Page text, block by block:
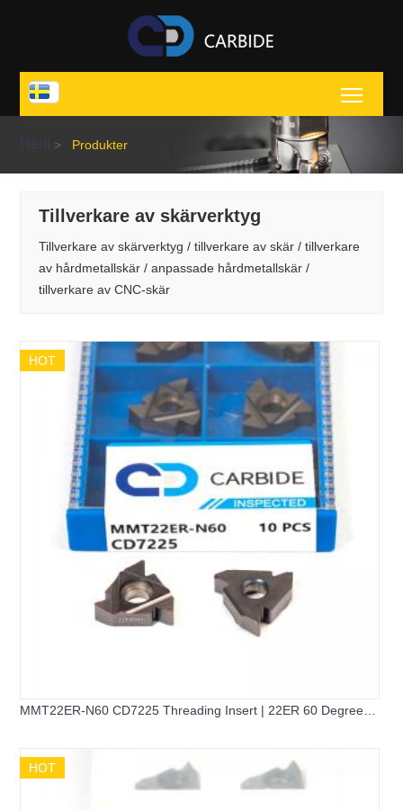
Hem > Produkter
Tillverkare av skärverktyg
Tillverkare av skärverktyg / tillverkare av skär / tillverkare
av hårdmetallskär / anpassade hårdmetallskär /
tillverkare av CNC-skär
HOT
MMT22ER-N60 CD7225 Threading Insert | 22ER 60 Degree
HOT